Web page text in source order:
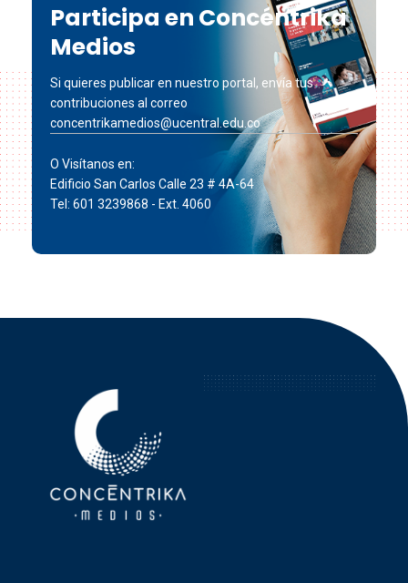
Participa en Concéntrika
Medios
Si quieres publicar en nuestro portal, envía tus
contribuciones al correo
concentrikamedios@ucentral.edu.co
O Visítanos en:
Edificio San Carlos Calle 23 # 4A-64
Tel: 601 3239868 - Ext. 4060